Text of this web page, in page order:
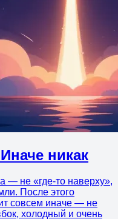
никак
— не «где-то наверху»,
После этого
совсем иначе — не
холодный и очень